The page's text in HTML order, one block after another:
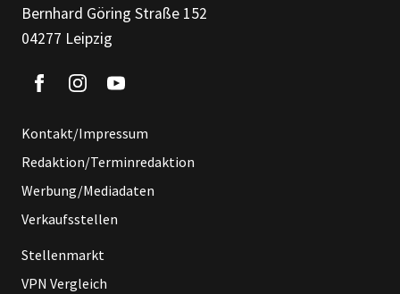
Bernhard Göring Straße 152
04277 Leipzig
Kontakt/Impressum
Redaktion/Terminredaktion
Werbung/Mediadaten
Verkaufsstellen
Stellenmarkt
VPN Vergleich